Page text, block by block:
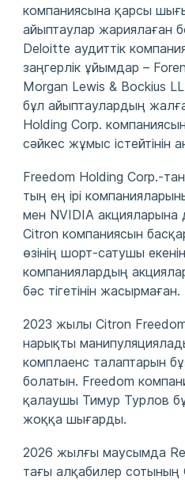
компаниясына қарсы
айыптаулар жариялаған
Deloitte аудиттік
заңгерлік ұйымдар –
Morgan Lewis & Bockius
бұл айыптаулардың
Holding Corp.
сәйкес жұмыс істейтінін
Freedom Holding Corp.-
тың ең ірі
мен NVIDIA
Citron компаниясын
өзінің шорт-сатушы
компаниялардың
бәс тігетінін жасырмаған.
2023 жылы Citron
нарықты
комплаенс талаптарын
болатын. Freedom
қалаушы Тимур Турлов
жоққа шығарды.
2026 жылғы маусымда
тағы алқабилер